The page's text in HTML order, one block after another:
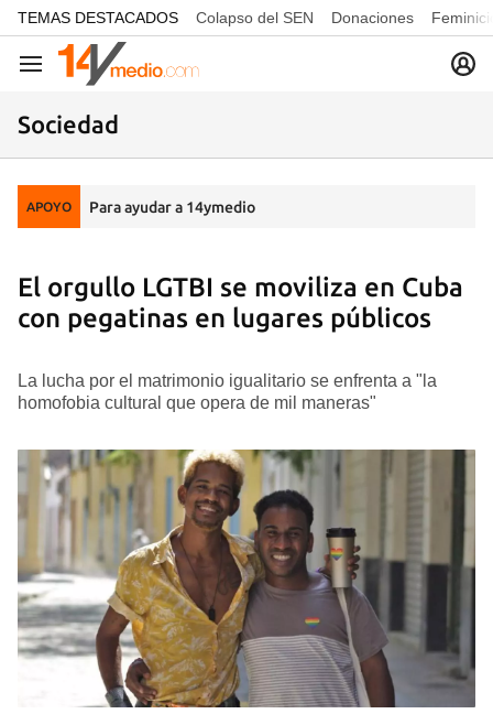
common.go-to-content
TEMAS DESTACADOS Colapso del SEN Donaciones
Navegación
Sociedad
APOYO Para ayudar a 14ymedio
El orgullo LGTBI se moviliza en Cuba
con pegatinas en lugares públicos
La lucha por el matrimonio igualitario se enfrenta a "la
homofobia cultural que opera de mil maneras"